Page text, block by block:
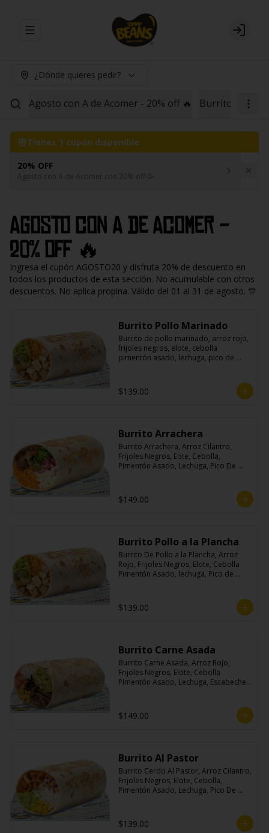
Abrir menu de navegación Login
¿Dónde quieres pedir?
Agosto con A de Acomer - 20% off 🔥 Burritos Red
Tienes 1 cupón disponible
20% OFF
Agosto con A de Acomer con 20% off 🥳
Agosto con A de Acomer -
20% off 🔥
Ingresa el cupón AGOSTO20 y disfruta 20% de descuento en
todos los productos de esta sección. No acumulable con otros
descuentos. No aplica propina. Válido del 01 al 31 de agosto. 🎊
Burrito Pollo Marinado
Burrito de pollo marinado, arroz rojo,
frijoles negros, elote, cebolla
pimentón asado, lechuga, pico de
$139.00
Burrito Arrachera
Burrito Arrachera, Arroz Cilantro,
Frijoles Negros, Eote, Cebolla,
Pimentón Asado, Lechuga, Pico De
$149.00
Burrito Pollo a la Plancha
Burrito De Pollo a la Plancha, Arroz
Rojo, Frijoles Negros, Elote, Cebolla
Pimentón Asado, lechuga, Pico de
$139.00
Burrito Carne Asada
Burrito Carne Asada, Arroz Rojo,
Frijoles Negros, Elote, Cebolla
Pimentón Asado, Lechuga, Escabeche
$149.00
Burrito Al Pastor
Burrito Cerdo Al Pastor, Arroz Cilantro,
Frijoles Negros, Elote, Cebolla,
Pimentón Asado, Lechuga, Pico De
$139.00